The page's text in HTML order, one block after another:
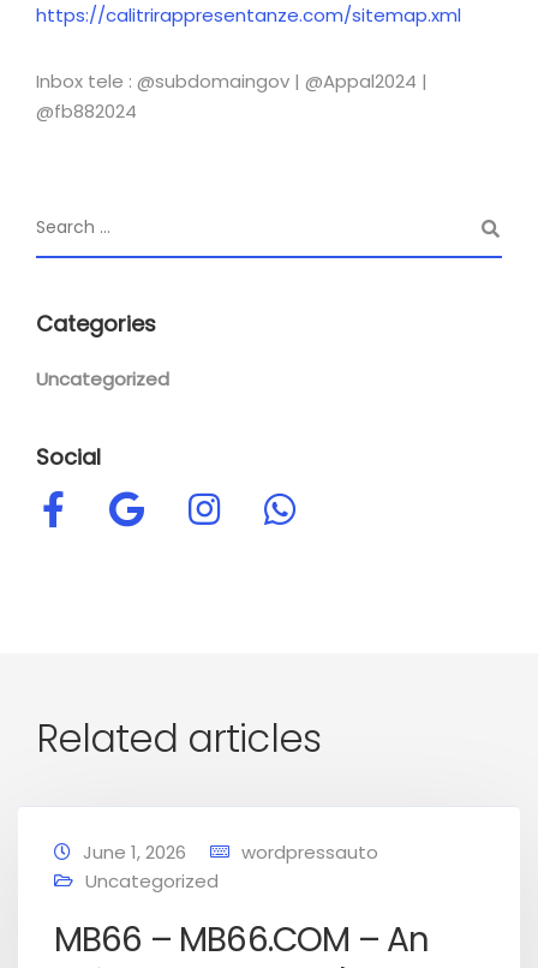
https://calitrirappresentanze.com/sitemap.xml
Inbox tele : @subdomaingov | @Appal2024 |
@fb882024
Categories
Uncategorized
Social
Related articles
June 1, 2026
wordpressauto
Uncategorized
MB66 – MB66.COM – An